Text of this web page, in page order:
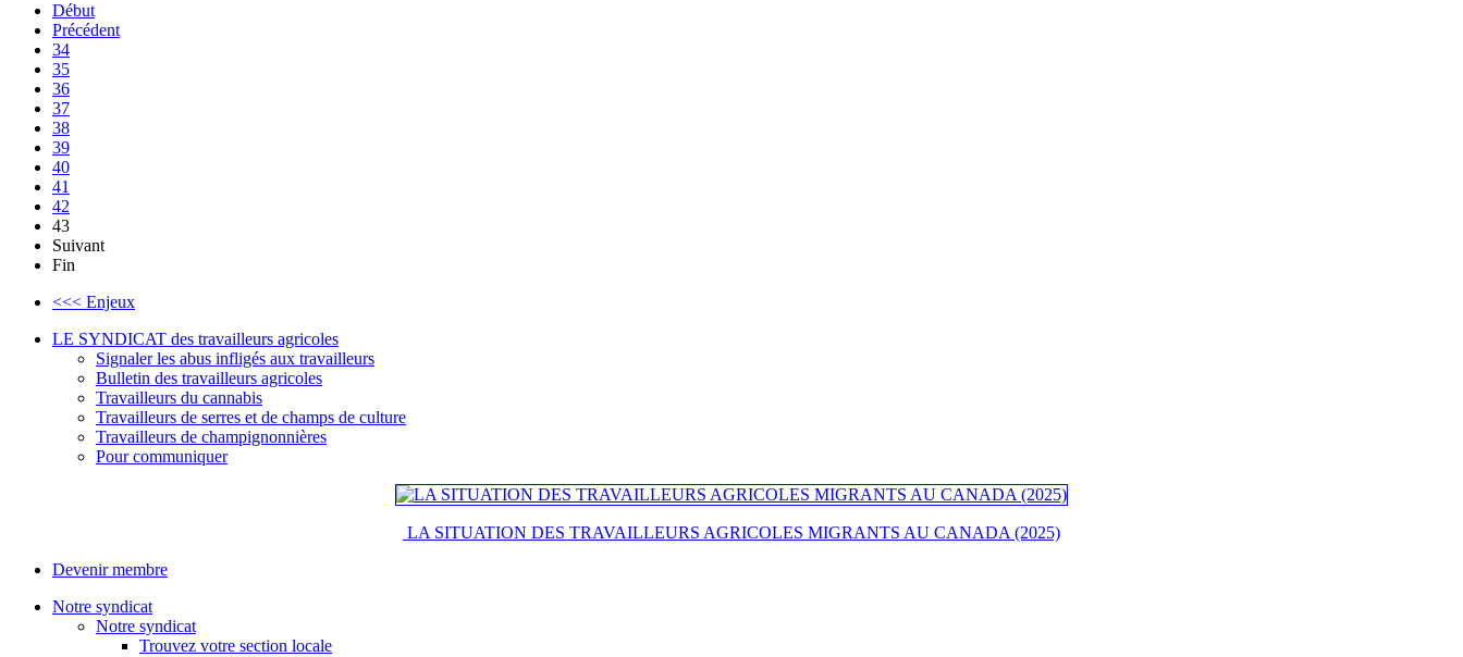
Début
Précédent
34
35
36
37
38
39
40
41
42
43
Suivant
Fin
<<< Enjeux
LE SYNDICAT des travailleurs agricoles
Signaler les abus infligés aux travailleurs
Bulletin des travailleurs agricoles
Travailleurs du cannabis
Travailleurs de serres et de champs de culture
Travailleurs de champignonnières
Pour communiquer
LA SITUATION DES TRAVAILLEURS AGRICOLES MIGRANTS AU CANADA (2025)
Devenir membre
Notre syndicat
Notre syndicat
Trouvez votre section locale